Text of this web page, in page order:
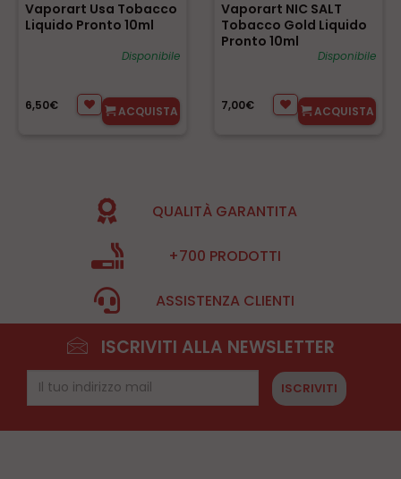
Vaporart Usa Tobacco
Liquido Pronto 10ml
Disponibile
6,50€ ACQUISTA
Vaporart NIC SALT
Tobacco Gold Liquido
Pronto 10ml
Disponibile
7,00€ ACQUISTA
QUALITÀ GARANTITA
+700 PRODOTTI
ASSISTENZA CLIENTI
ISCRIVITI ALLA NEWSLETTER
ISCRIVITI